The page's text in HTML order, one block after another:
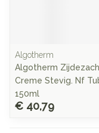
Algotherm
Algotherm
Creme Stevig. Nf
150ml
€ 40,79